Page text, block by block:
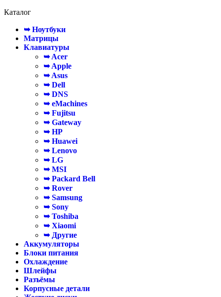
Каталог
➥ Ноутбуки
Матрицы
Клавиатуры
➥ Acer
➥ Apple
➥ Asus
➥ Dell
➥ DNS
➥ eMachines
➥ Fujitsu
➥ Gateway
➥ HP
➥ Huawei
➥ Lenovo
➥ LG
➥ MSI
➥ Packard Bell
➥ Rover
➥ Samsung
➥ Sony
➥ Toshiba
➥ Xiaomi
➥ Другие
Аккумуляторы
Блоки питания
Охлаждение
Шлейфы
Разъёмы
Корпусные детали